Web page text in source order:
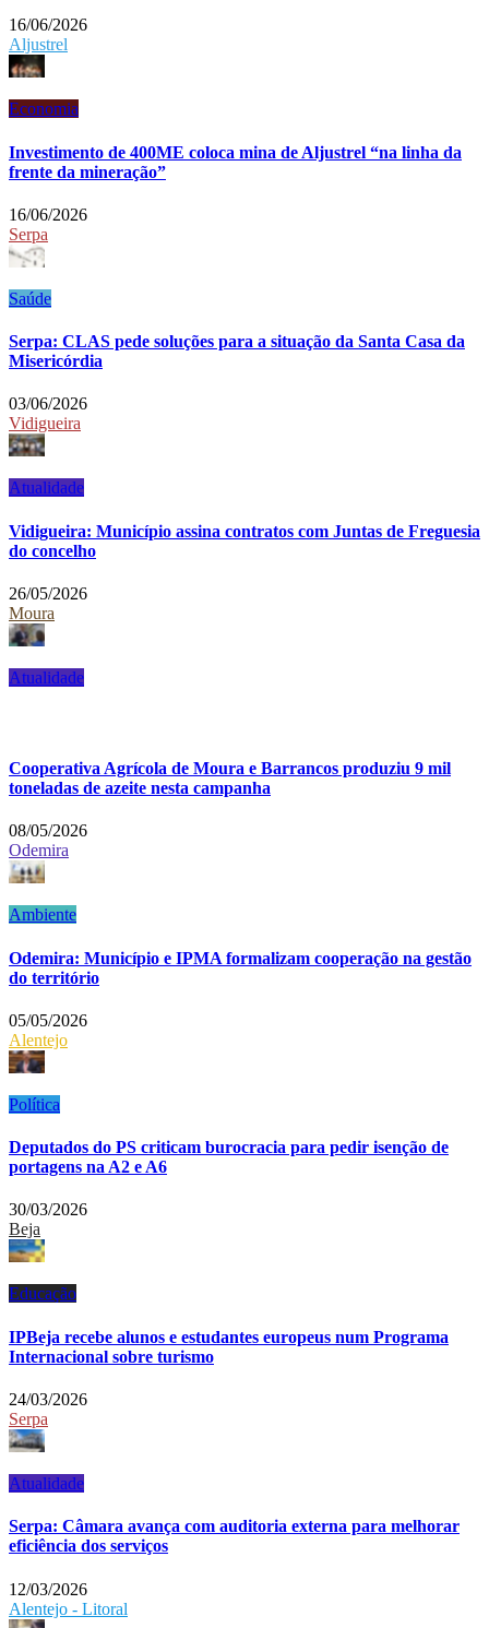
16/06/2026
Aljustrel
Economia
Investimento de 400ME coloca mina de Aljustrel “na linha da
frente da mineração”
16/06/2026
Serpa
Saúde
Serpa: CLAS pede soluções para a situação da Santa Casa da
Misericórdia
03/06/2026
Vidigueira
Atualidade
Vidigueira: Município assina contratos com Juntas de Freguesia
do concelho
26/05/2026
Moura
Atualidade
Cooperativa Agrícola de Moura e Barrancos produziu 9 mil
toneladas de azeite nesta campanha
08/05/2026
Odemira
Ambiente
Odemira: Município e IPMA formalizam cooperação na gestão
do território
05/05/2026
Alentejo
Política
Deputados do PS criticam burocracia para pedir isenção de
portagens na A2 e A6
30/03/2026
Beja
Educação
IPBeja recebe alunos e estudantes europeus num Programa
Internacional sobre turismo
24/03/2026
Serpa
Atualidade
Serpa: Câmara avança com auditoria externa para melhorar
eficiência dos serviços
12/03/2026
Alentejo - Litoral